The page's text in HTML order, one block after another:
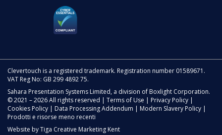
Clevertouch is a registered trademark. Registration number 01589671.
VAT Reg No: GB 299 4892 75.
Sahara Presentation Systems Limited, a division of Boxlight Corporation.
© 2021 – 2026 All rights reserved | Terms of Use Privacy Policy
Cookies Policy
Data Processing Addendum Modern Slavery Policy
Prodotti e risorse meno recenti
Website byTiga Creative Marketing Kent